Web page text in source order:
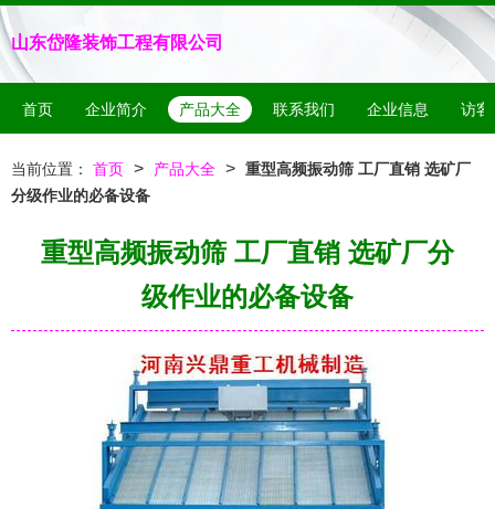
山东岱隆装饰工程有限公司
首页 企业简介 产品大全 联系我们 企业信息 访客
当前位置： 首页 > 产品大全 > 重型高频振动筛 工厂直销 选矿厂
分级作业的必备设备
重型高频振动筛 工厂直销 选矿厂分
级作业的必备设备